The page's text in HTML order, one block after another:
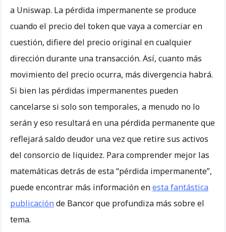
a Uniswap. La pérdida impermanente se produce
cuando el precio del token que vaya a comerciar en
cuestión, difiere del precio original en cualquier
dirección durante una transacción. Así, cuanto más
movimiento del precio ocurra, más divergencia habrá.
Si bien las pérdidas impermanentes pueden
cancelarse si solo son temporales, a menudo no lo
serán y eso resultará en una pérdida permanente que
reflejará saldo deudor una vez que retire sus activos
del consorcio de liquidez. Para comprender mejor las
matemáticas detrás de esta “pérdida impermanente”,
puede encontrar más información enesta fantástica
publicaciónde Bancor que profundiza más sobre el
tema.